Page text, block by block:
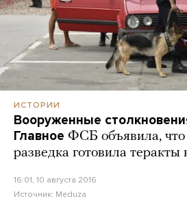
ИСТОРИИ
Вооруженные
Главное ФСБ объявила, что
разведка готовила теракты
16:01, 10 августа 2016
Источник: Meduza